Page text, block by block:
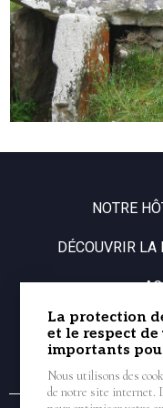
NOTRE
DÉCOUVRIR LA
La protection
et le respect
importants
Nous utilisons des
de notre site internet.